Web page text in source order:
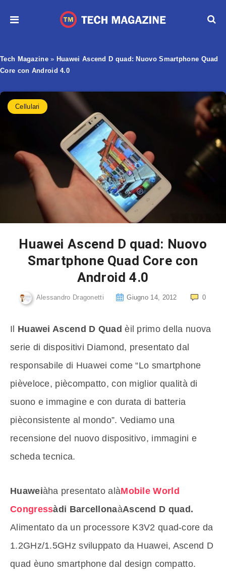
Tech Magazine» Huawei Ascend D quad: Nuovo Smartphone Quad
Core con Android 4.0
Cellulari
Huawei Ascend D quad: Nuovo
Smartphone Quad Core con
Android 4.0
Alessandro Dragonetti Giugno 14, 2012 0
Il Huawei Ascend D Quad èil primo della nuova
serie di dispositivi Diamond, presentato dal
responsabile di Huawei come “Lo smartphone
pièveloce, piècompatto, con miglior qualità di
suono e immagine e con durata di batteria
pièconsistente al mondo”. Vediamo una
recensione del nuovo dispositivo, immagini e
scheda tecnica.
Huaweiàha presentato alàMobile World
Congressàdi BarcellonaàAscend D quad.
Alimentato da un processore K3V2 quad-core da
1.2GHz/1.5GHz sviluppato da Huawei, Ascend D
quad èuno smartphone dal design compatto.